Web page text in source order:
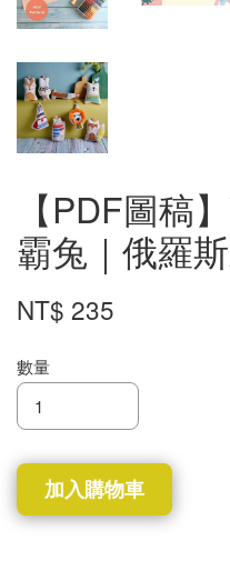
【PDF圖稿
霸兔｜俄羅
NT$ 235
數量
加入購物車